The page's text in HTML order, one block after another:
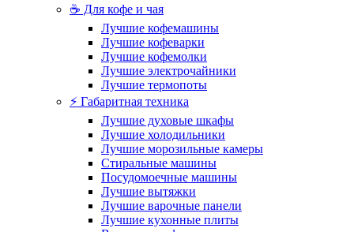
☕ Для кофе и чая
Лучшие кофемашины
Лучшие кофеварки
Лучшие кофемолки
Лучшие электрочайники
Лучшие термопоты
⚡ Габаритная техника
Лучшие духовые шкафы
Лучшие холодильники
Лучшие морозильные камеры
Стиральные машины
Посудомоечные машины
Лучшие вытяжки
Лучшие варочные панели
Лучшие кухонные плиты